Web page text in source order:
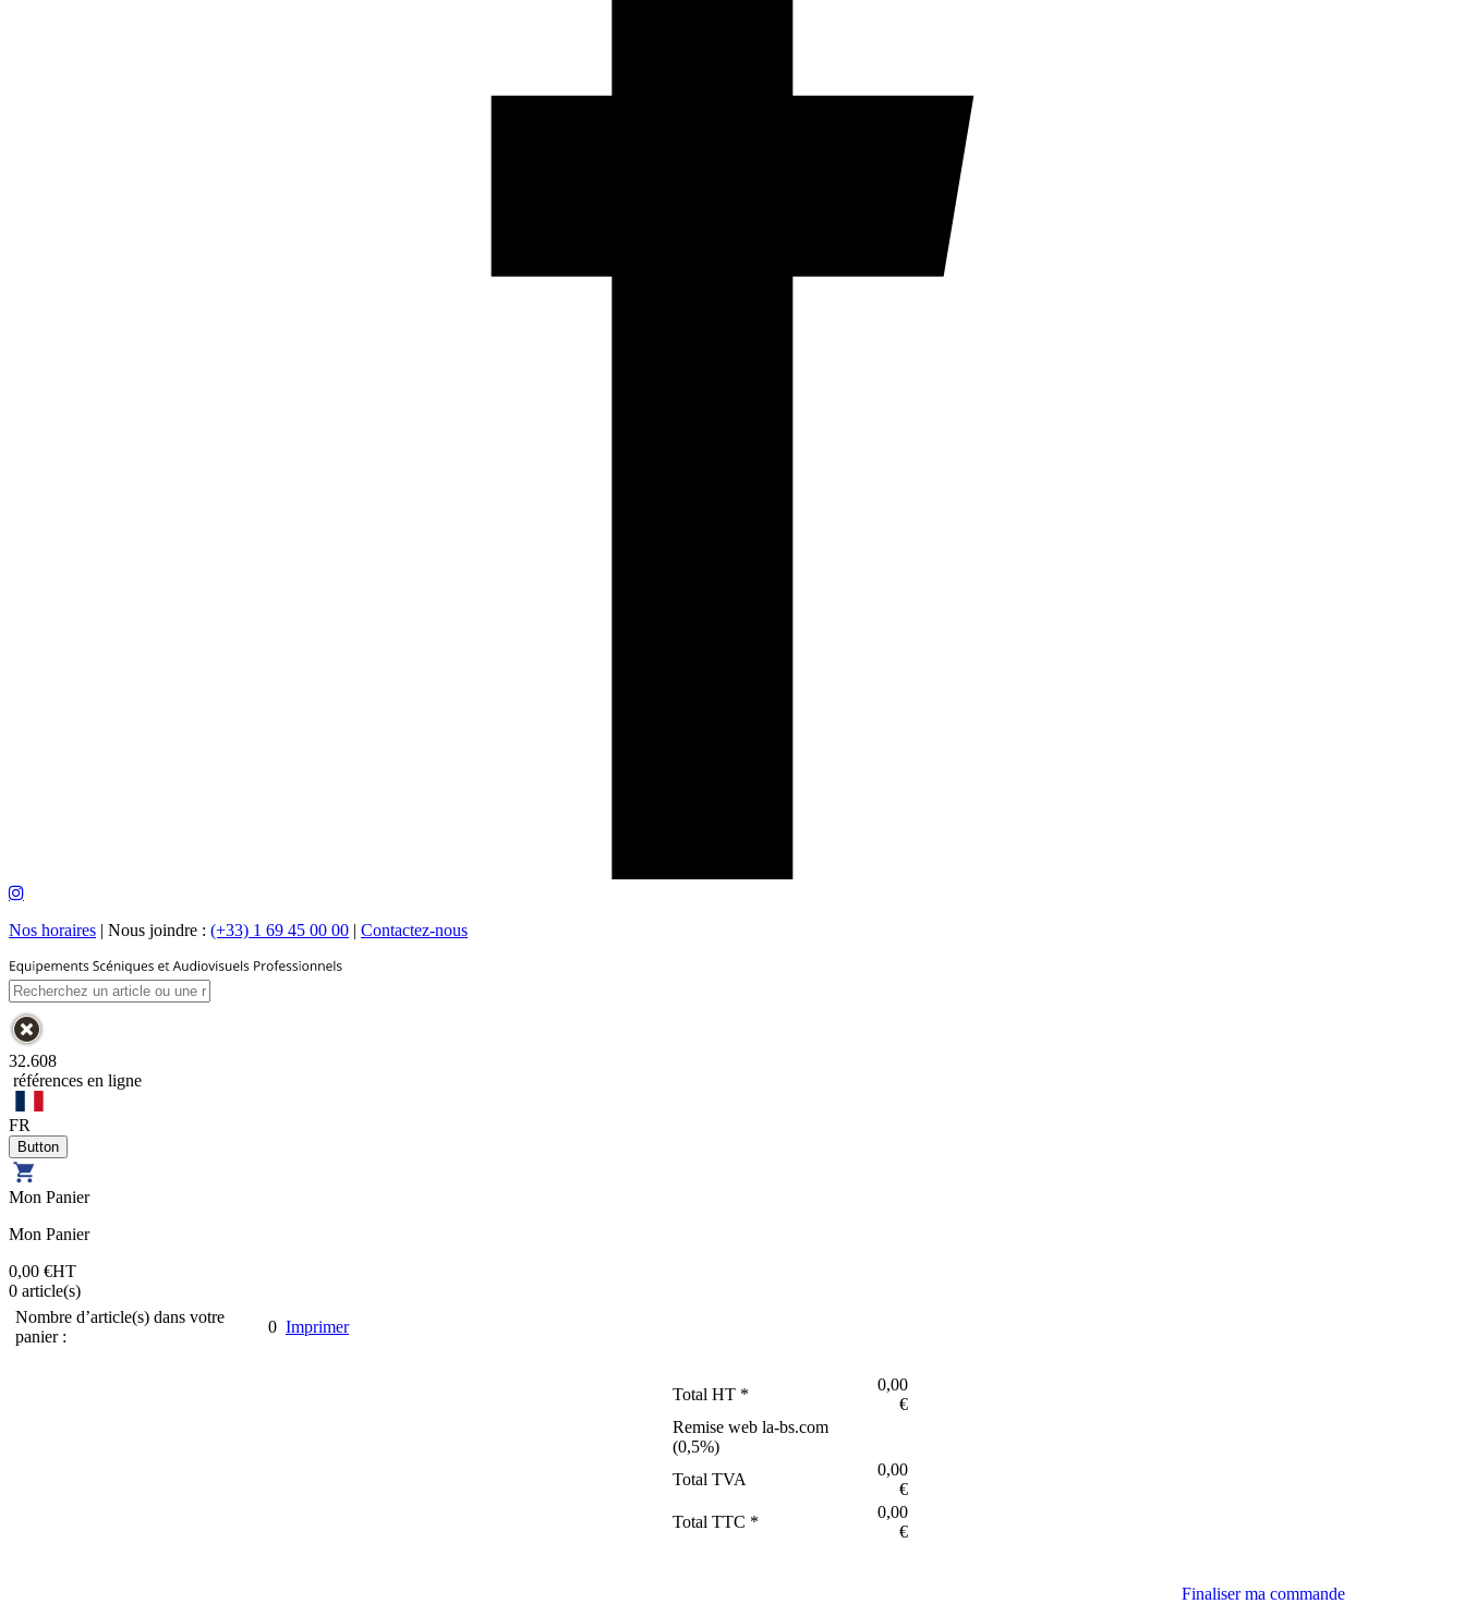
Nos horaires | Nous joindre : (+33) 1 69 45 00 00 | Contactez-nous
32.608
références en ligne
FR
Mon Panier
Mon Panier
0,00 €HT
0 article(s)
Nombre d’article(s) dans votre
panier :
0 Imprimer
Total HT *
0,00
€
Remise web la-bs.com
(0,5%)
Total TVA
0,00
€
Total TTC *
0,00
€
Finaliser ma commande